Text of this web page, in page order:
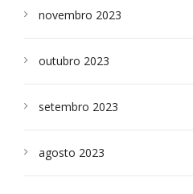
novembro 2023
outubro 2023
setembro 2023
agosto 2023